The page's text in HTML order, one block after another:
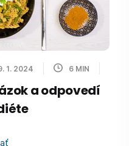
1. 2024 6 MIN
a odpovedí